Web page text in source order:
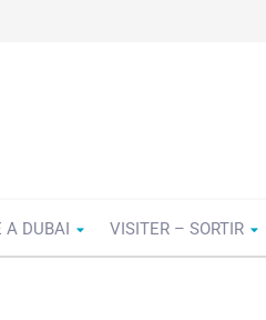
A DUBAI VISITER – SORTIR